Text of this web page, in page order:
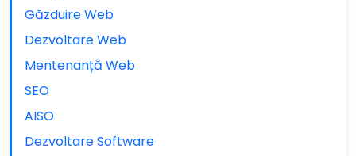
Găzduire Web
Dezvoltare Web
Mentenanță Web
SEO
AISO
Dezvoltare Software